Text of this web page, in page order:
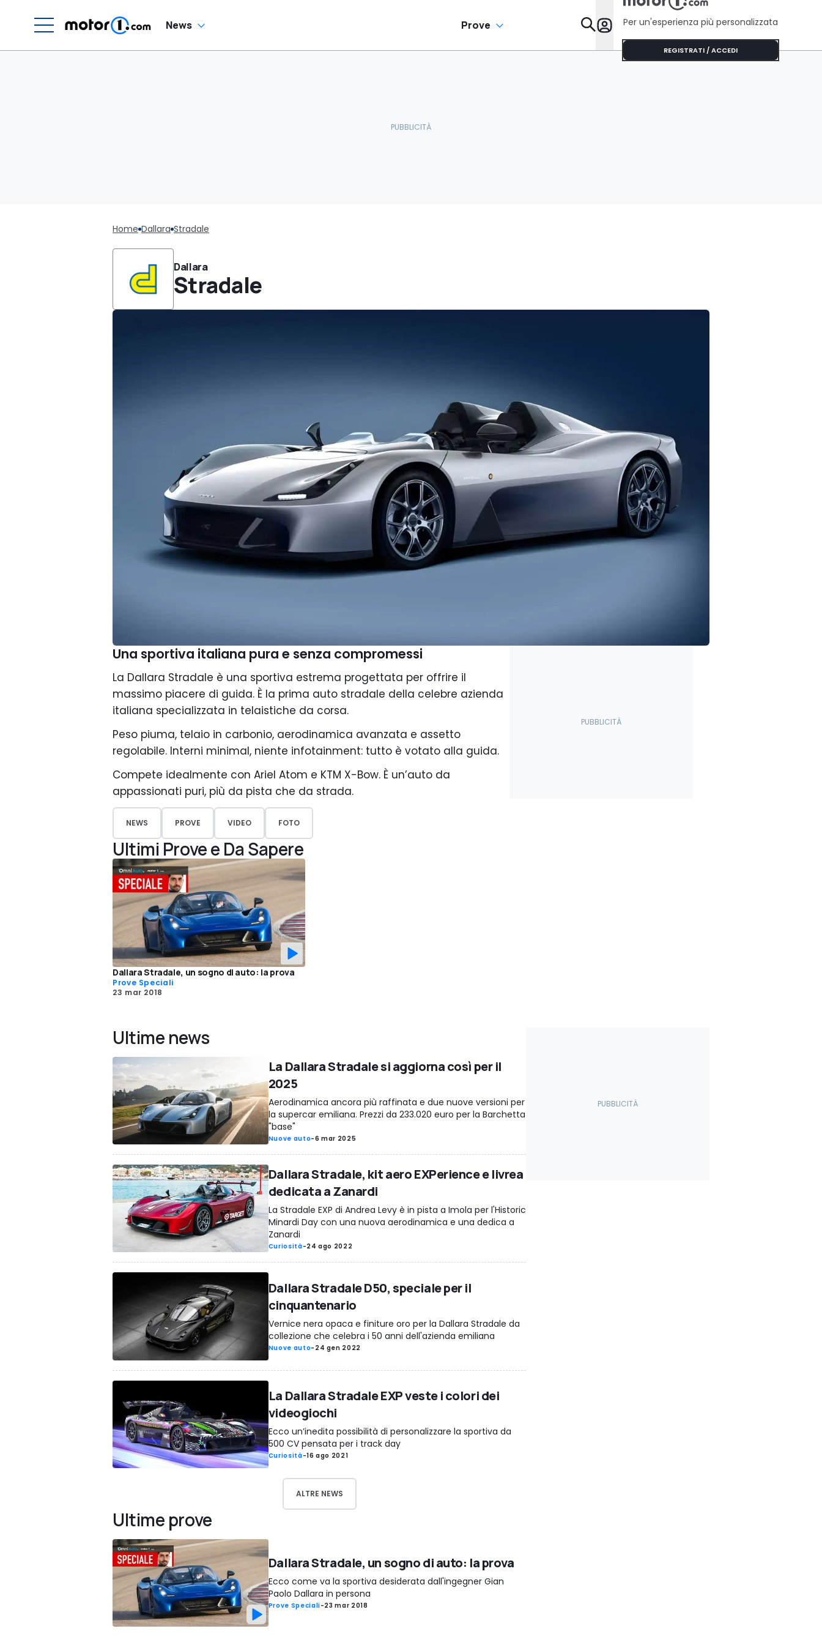
News Prove Da Sapere
Per un'esperienza più personalizzata
REGISTRATI / ACCEDI
Home Dallara Stradale
Dallara
Stradale
Una sportiva italiana pura e senza compromessi
La Dallara Stradale è una sportiva estrema progettata per offrire il
massimo piacere di guida. È la prima auto stradale della celebre azienda
italiana specializzata in telaistiche da corsa.
Peso piuma, telaio in carbonio, aerodinamica avanzata e assetto
regolabile. Interni minimal, niente infotainment: tutto è votato alla guida.
Compete idealmente con Ariel Atom e KTM X-Bow. È un’auto da
appassionati puri, più da pista che da strada.
NEWS PROVE VIDEO FOTO
Ultimi Prove e Da Sapere
Dallara Stradale, un sogno di auto: la prova
Prove Speciali
23 mar 2018
Ultime news
La Dallara Stradale si aggiorna così per il
2025
Aerodinamica ancora più raffinata e due nuove versioni per
la supercar emiliana. Prezzi da 233.020 euro per la Barchetta
"base"
Nuove auto-6 mar 2025
Dallara Stradale, kit aero EXPerience e livrea
dedicata a Zanardi
La Stradale EXP di Andrea Levy è in pista a Imola per l'Historic
Minardi Day con una nuova aerodinamica e una dedica a
Zanardi
Curiosità-24 ago 2022
Dallara Stradale D50, speciale per il
cinquantenario
Vernice nera opaca e finiture oro per la Dallara Stradale da
collezione che celebra i 50 anni dell'azienda emiliana
Nuove auto- 24 gen 2022
La Dallara Stradale EXP veste i colori dei
videogiochi
Ecco un’inedita possibilità di personalizzare la sportiva da
500 CV pensata per i track day
Curiosità-16 ago 2021
ALTRE NEWS
Ultime prove
Dallara Stradale, un sogno di auto: la prova
Ecco come va la sportiva desiderata dall'ingegner Gian
Paolo Dallara in persona
Prove Speciali-23 mar 2018